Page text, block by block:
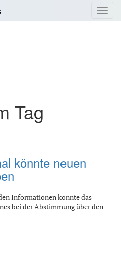
Tag
könnte neuen
Informationen könnte das
bei der Abstimmung über den